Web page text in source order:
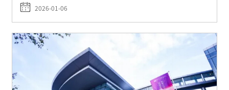
2026-01-06